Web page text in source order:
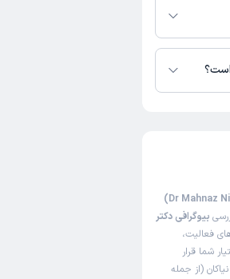
مطب از دکترتو
نوبت مطب از دکترتو
است؟
بیوگرافی دکتر
فعالیت،
شما قرار
(از جمله